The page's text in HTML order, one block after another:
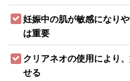
妊娠中の肌が敏感になり
は重要
クリアネオの使用により
せる